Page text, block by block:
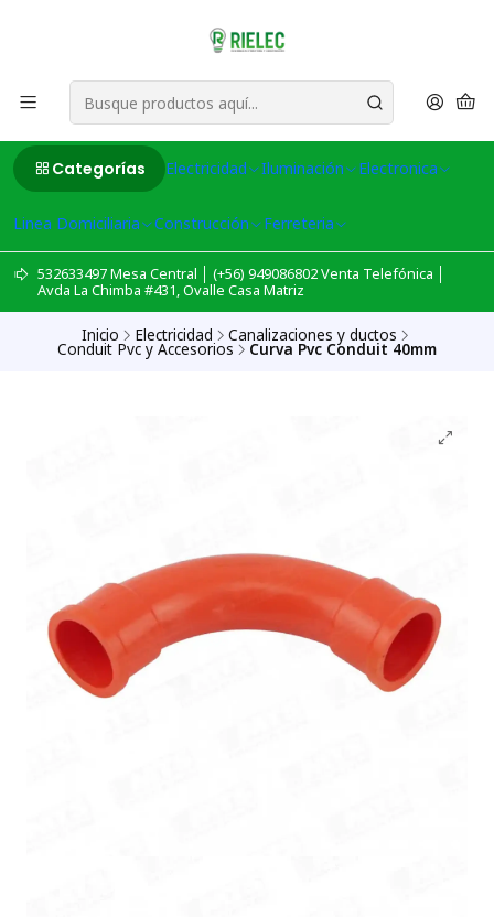
Categorías Electricidad Iluminación Electronica
Linea Domiciliaria Construcción Ferreteria
532633497 Mesa Central │ (+56) 949086802 Venta Telefónica │
Avda La Chimba #431, Ovalle Casa Matriz
Inicio Electricidad Canalizaciones y ductos
Conduit Pvc y Accesorios Curva Pvc Conduit 40mm